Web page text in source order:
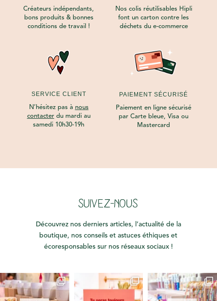
Créateurs indépendants,
bons produits & bonnes
conditions de travail !
Nos colis réutilisables Hipli
font un carton contre les
déchets du e-commerce
SERVICE CLIENT
N’hésitez pas à nous
contacterdu mardi au
samedi 10h30-19h
PAIEMENT SÉCURISÉ
Paiement en ligne sécurisé
par Carte bleue, Visa ou
Mastercard
SUIVEZ-NOUS
Découvrez nos derniers articles, l’actualité de la
boutique, nos conseils et astuces éthiques et
écoresponsables sur nos réseaux sociaux !